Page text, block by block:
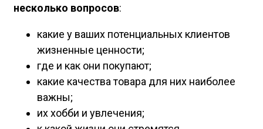
несколько вопросов:
какие у ваших потенциальных клиентов
жизненные ценности;
где и как они покупают;
какие качества товара для них наиболее
важны;
их хобби и увлечения;